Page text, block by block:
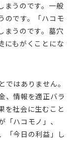
まうのです。一般
のです。「ハコモ
まうのです。墓穴
にもがくことにな
ではありません。
、情報を適正バラ
を社会に生むこと
ハコモノ」、
「今日の利益」し